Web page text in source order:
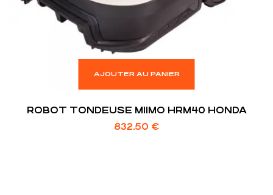
AJOUTER AU PANIER
ROBOT TONDEUSE MIIMO HRM40 HONDA
832.50 €